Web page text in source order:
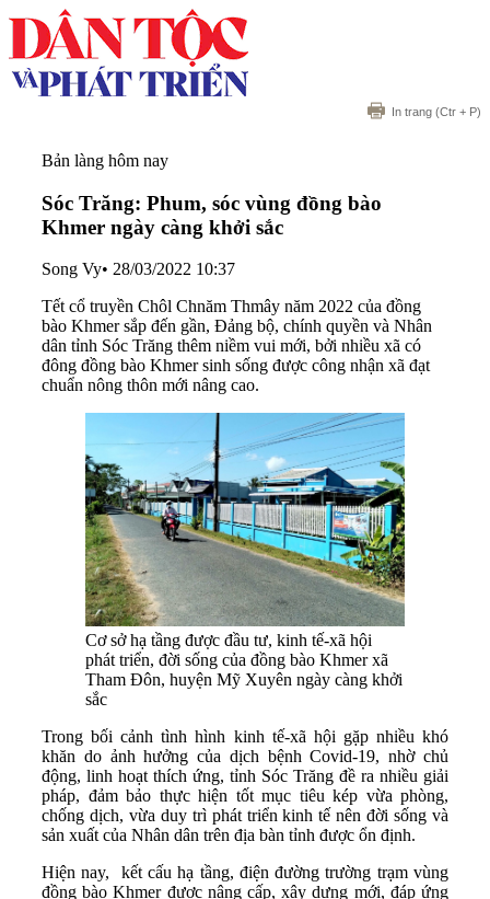
In trang (Ctr + P)
Bản làng hôm nay
Sóc Trăng: Phum, sóc vùng đồng bào
Khmer ngày càng khởi sắc
Song Vy• 28/03/2022 10:37
Tết cổ truyền Chôl Chnăm Thmây năm 2022 của đồng
bào Khmer sắp đến gần, Đảng bộ, chính quyền và Nhân
dân tỉnh Sóc Trăng thêm niềm vui mới, bởi nhiều xã có
đông đồng bào Khmer sinh sống được công nhận xã đạt
chuẩn nông thôn mới nâng cao.
Cơ sở hạ tầng được đầu tư, kinh tế-xã hội
phát triển, đời sống của đồng bào Khmer xã
Tham Đôn, huyện Mỹ Xuyên ngày càng khởi
sắc
Trong bối cảnh tình hình kinh tế-xã hội gặp nhiều khó
khăn do ảnh hưởng của dịch bệnh Covid-19, nhờ chủ
động, linh hoạt thích ứng, tỉnh Sóc Trăng đề ra nhiều giải
pháp, đảm bảo thực hiện tốt mục tiêu kép vừa phòng,
chống dịch, vừa duy trì phát triển kinh tế nên đời sống và
sản xuất của Nhân dân trên địa bàn tỉnh được ổn định.
Hiện nay, kết cấu hạ tầng, điện đường trường trạm vùng
đồng bào Khmer được nâng cấp, xây dựng mới, đáp ứng